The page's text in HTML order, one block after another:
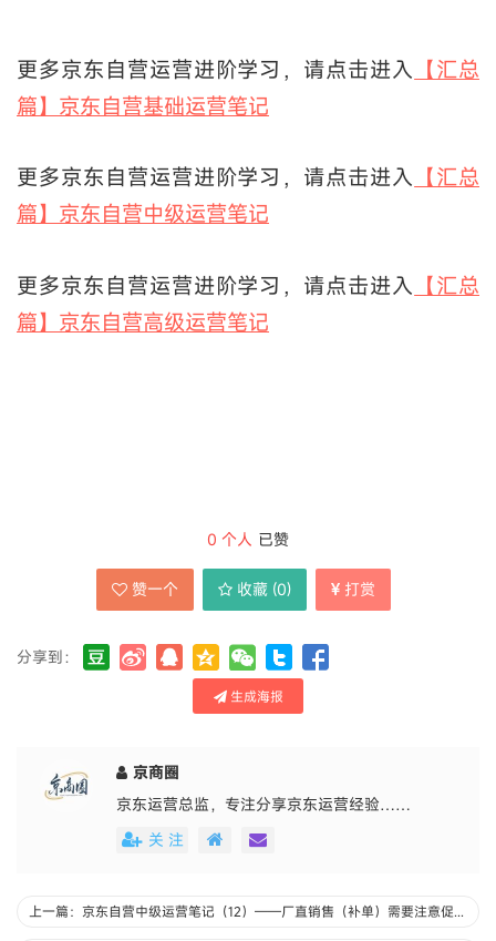
更多京东自营运营进阶学习，请点击进入 【汇总
篇】京东自营基础运营笔记
更多京东自营运营进阶学习，请点击进入 【汇总
篇】京东自营中级运营笔记
更多京东自营运营进阶学习，请点击进入 【汇总
篇】京东自营高级运营笔记
0 个人 已赞
赞一个 收藏 (0) 打赏
分享到：
生成海报
京商圈
京东运营总监，专注分享京东运营经验……
关 注
上一篇：京东自营中级运营笔记（12）——厂直销售（补单）需要注意促销折扣